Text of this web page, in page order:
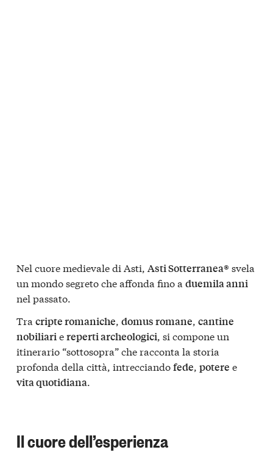
Nel cuore medievale di Asti, Asti Sotterranea® svela
un mondo segreto che affonda fino a duemila anni
nel passato.
Tra cripte romaniche, domus romane, cantine
nobiliariereperti archeologici, si compone un
itinerario “sottosopra” che racconta la storia
profonda della città, intrecciandofede, potere e
vita quotidiana.
Il cuore dell’esperienza